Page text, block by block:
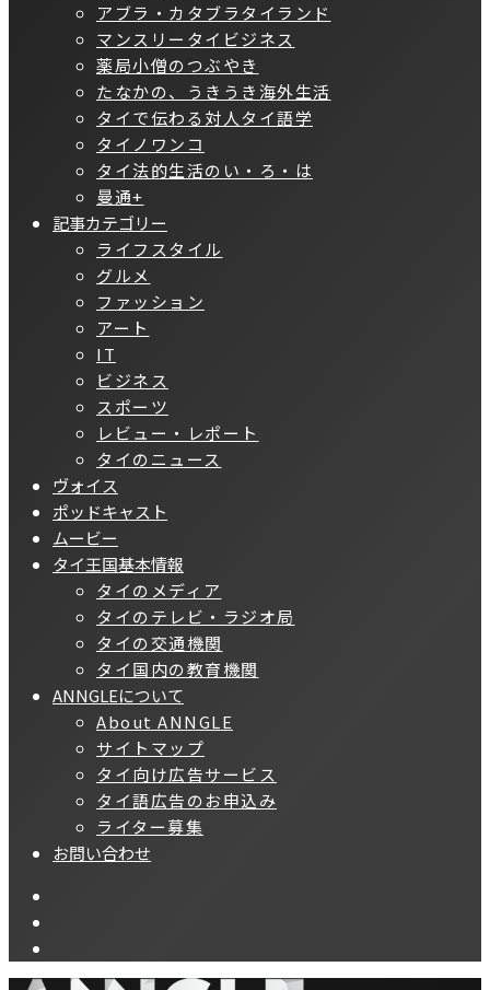
アブラ・カタブラタイランド
マンスリータイビジネス
薬局小僧のつぶやき
たなかの、うきうき海外生活
タイで伝わる対人タイ語学
タイノワンコ
タイ法的生活のい・ろ・は
曼通+
記事カテゴリー
ライフスタイル
グルメ
ファッション
アート
IT
ビジネス
スポーツ
レビュー・レポート
タイのニュース
ヴォイス
ポッドキャスト
ムービー
タイ王国基本情報
タイのメディア
タイのテレビ・ラジオ局
タイの交通機関
タイ国内の教育機関
ANNGLEについて
About ANNGLE
サイトマップ
タイ向け広告サービス
タイ語広告のお申込み
ライター募集
お問い合わせ